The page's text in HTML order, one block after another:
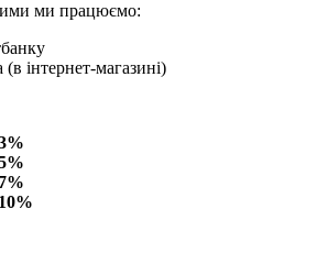
ми працюємо:
інтернет-магазині)
7%
10%